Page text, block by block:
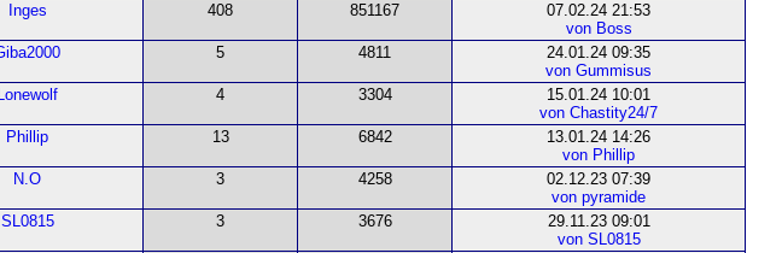
Inges 408 851167
07.02.24 21:53
von Boss
5 4811
24.01.24 09:35
von Gummisus
Lonewolf 4 3304
15.01.24 10:01
von Chastity24/7
Phillip 13 6842
13.01.24 14:26
von Phillip
N.O 3 4258
02.12.23 07:39
von pyramide
SL0815 3 3676
29.11.23 09:01
von SL0815